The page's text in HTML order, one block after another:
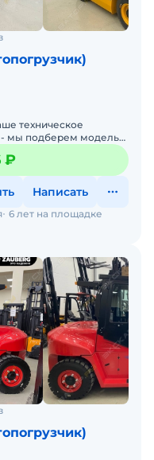
техническое
₽
Написать
6 лет на площадке